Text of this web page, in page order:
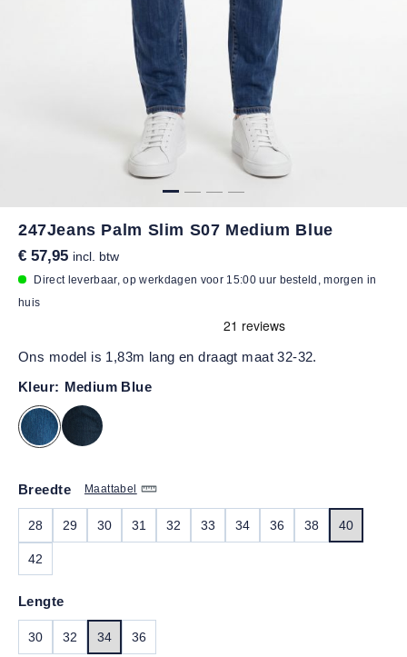
247Jeans Palm Slim S07 Medium Blue
€ 57,95 incl. btw
Direct leverbaar, op werkdagen voor 15:00 uur besteld, morgen in
huis
Ons model is 1,83m lang en draagt maat 32-32.
Kleur: Medium Blue
Maattabel
Breedte
28 29 30 31 32 33 34 36 38 40
42
Lengte
30 32 34 36